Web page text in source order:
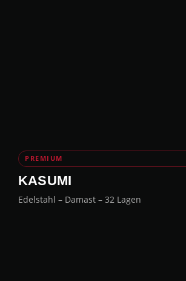
PREMIUM
KASUMI
Edelstahl – Damast – 32 Lagen